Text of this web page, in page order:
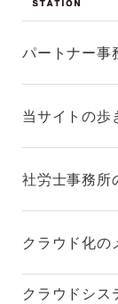
パートナー事
当サイトの歩
社労士事務所
クラウド化の
クラウドシス